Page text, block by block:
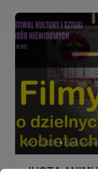
02.11.2021 ● Brak
JUSTA